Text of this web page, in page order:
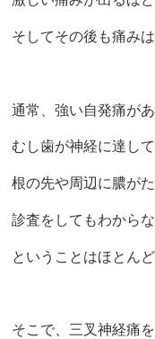
そしてその後も痛み
通常、強い自発痛があ
むし歯が神経に達し
根の先や周辺に膿が
診査をしてもわから
ということはほとん
そこで、三叉神経痛